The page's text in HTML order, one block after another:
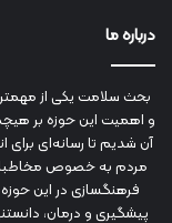
درباره ما
بحث سلامت یکی از
و اهمیت این حوزه بر
آن شدیم تا رسانه‌ای
مردم به خصوص مخاطبان
فرهنگسازی در این
پیشگیری و درمان،